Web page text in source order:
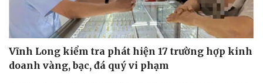
Vĩnh Long kiểm tra phát hiện 17 trường hợp kinh
doanh vàng, bạc, đá quý vi phạm